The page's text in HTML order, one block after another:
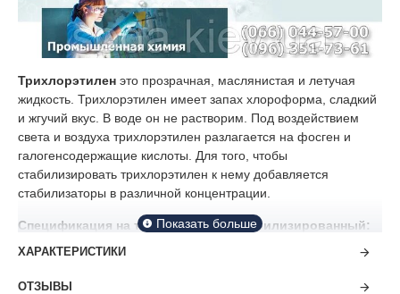
Трихлорэтилен это прозрачная, маслянистая и летучая
жидкость. Трихлорэтилен имеет запах хлороформа, сладкий
и жгучий вкус. В воде он не растворим. Под воздействием
света и воздуха трихлорэтилен разлагается на фосген и
галогенсодержащие кислоты. Для того, чтобы
стабилизировать трихлорэтилен к нему добавляется
стабилизаторы в различной концентрации.
Спецификация на трихлорэтилен стабилизированный:
ХАРАКТЕРИСТИКИ
ОТЗЫВЫ